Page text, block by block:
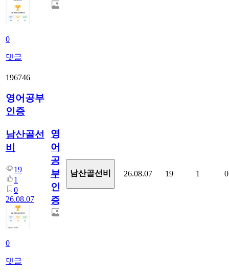
0
댓글
196746
영어공부
인증
남산골선
비
19
1
0
26.08.07
0
댓글
영
어
공
부
인
증
남산골선비 26.08.07 19 1 0